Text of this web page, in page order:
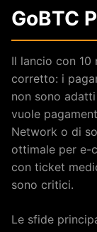
GoBTC
Il lancio con 10
corretto: i
non sono
vuole
Network o di
ottimale per e-
con ticket
sono critici.
Le sfide